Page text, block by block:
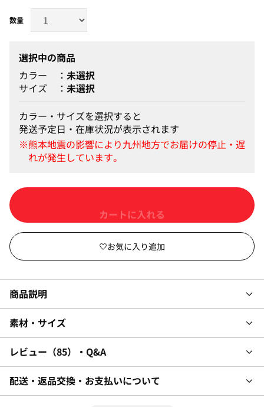
選択中の商品
カラー
未選択
サイズ
未選択
カラー・サイズを選択すると
発送予定日・在庫状況が表示されます
商品説明
素材・サイズ
レビュー 85 ・Q&A
配送・返品交換・お支払いについて